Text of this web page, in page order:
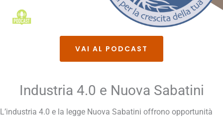
VAI AL PODCAST
Industria 4.0 e Nuova Sabatini
L’industria 4.0 e la legge Nuova Sabatini offrono opportunità